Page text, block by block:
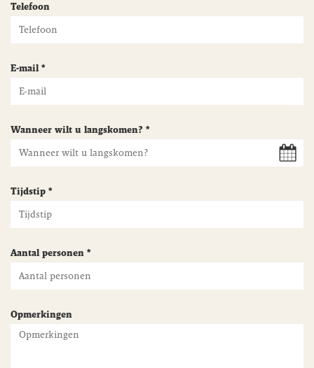
Telefoon
E-mail *
Wanneer wilt u langskomen? *
Tijdstip *
Aantal personen *
Opmerkingen